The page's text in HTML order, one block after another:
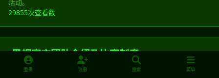
活动。
29855次查看数
黑帽官方团队介绍及比赛制度
登录 注册 搜索 菜单